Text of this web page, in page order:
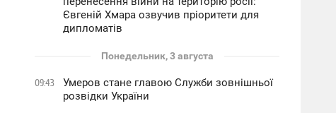
Євгеній Хмара озвучив пріоритети для
дипломатів
Понедельник, 3 августа
09:43
Умеров стане главою Служби зовнішньої
розвідки України